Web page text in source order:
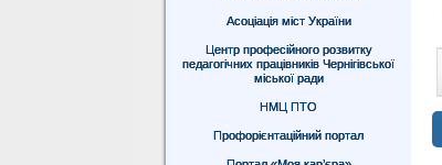
Асоціація міст України
Центр професійного розвитку
педагогічних працівників Чернігівської
міської ради
НМЦ ПТО
Профорієнтаційний портал